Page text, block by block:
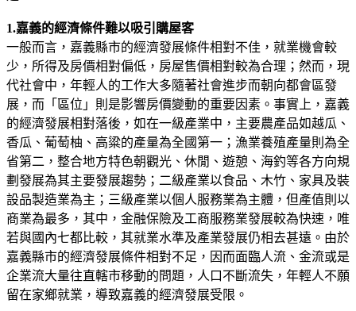
1.嘉義的經濟條件難以吸引購屋客
一般而言，嘉義縣市的經濟發展條件相對不佳，就業機會較
少，所得及房價相對偏低，房屋售價相對較為合理；然而，現
代社會中，年輕人的工作大多隨著社會進步而朝向都會區發
展，而「區位」則是影響房價變動的重要因素。事實上，嘉義
的經濟發展相對落後，如在一級產業中，主要農產品如越瓜、
香瓜、葡萄柚、高粱的產量為全國第一；漁業養殖產量則為全
省第二，整合地方特色朝觀光、休閒、遊憩、海釣等各方向規
劃發展為其主要發展趨勢；二級產業以食品、木竹、家具及裝
設品製造業為主；三級產業以個人服務業為主體，但產值則以
商業為最多，其中，金融保險及工商服務業發展較為快速，唯
若與國內七都比較，其就業水準及產業發展仍相去甚遠。由於
嘉義縣市的經濟發展條件相對不足，因而面臨人流、金流或是
企業流大量往直轄市移動的問題，人口不斷流失，年輕人不願
留在家鄉就業，導致嘉義的經濟發展受限。